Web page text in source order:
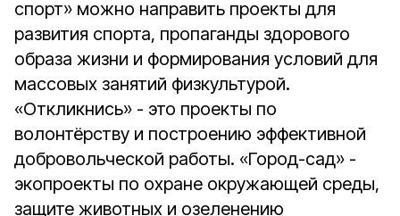
cпорт» можно направить проекты для
развития спорта, пропаганды здорового
образа жизни и формирования условий для
массовых занятий физкультурой.
«Откликнись» - это проекты по
волонтёрству и построению эффективной
добровольческой работы. «Город-сад» -
экопроекты по охране окружающей среды,
защите животных и озеленению